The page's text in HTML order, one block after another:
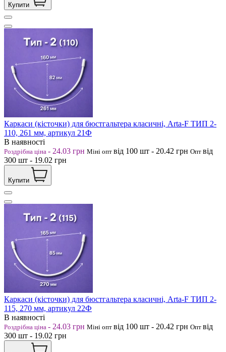
Купити
Каркаси (кісточки) для бюстгальтера класичні, Arta-F ТИП 2-
110, 261 мм, артикул 21Ф
В наявності
Роздрібна ціна - 24.03 грн Міні опт від 100 шт - 20.42 грн Опт від
300 шт - 19.02 грн
Купити
Каркаси (кісточки) для бюстгальтера класичні, Arta-F ТИП 2-
115, 270 мм, артикул 22Ф
В наявності
Роздрібна ціна - 24.03 грн Міні опт від 100 шт - 20.42 грн Опт від
300 шт - 19.02 грн